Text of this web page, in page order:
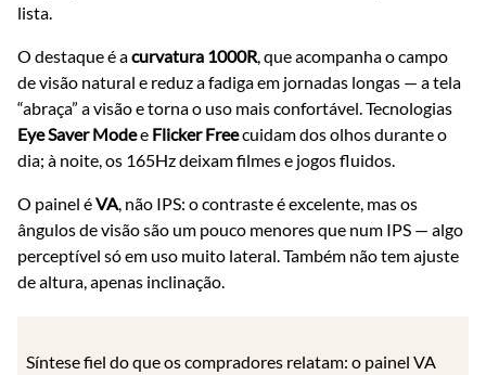
lista.
O destaque é acurvatura 1000R , que acompanha o campo
de visão natural e reduz a fadiga em jornadas longas — a tela
“abraça” a visão e torna o uso mais confortável. Tecnologias
Eye Saver Modee Flicker Freecuidam dos olhos durante o
dia; à noite, os 165Hz deixam filmes e jogos fluidos.
O painel éVA , não IPS: o contraste é excelente, mas os
ângulos de visão são um pouco menores que num IPS — algo
perceptível só em uso muito lateral. Também não tem ajuste
de altura, apenas inclinação.
Síntese fiel do que os compradores relatam: o painel VA